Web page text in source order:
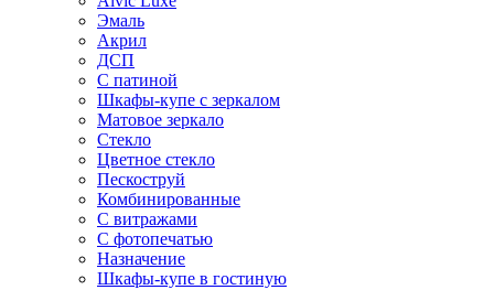
Эмаль
Акрил
ДСП
С патиной
Шкафы-купе с зеркалом
Матовое зеркало
Стекло
Цветное стекло
Пескоструй
Комбинированные
С витражами
С фотопечатью
Назначение
Шкафы-купе в гостиную